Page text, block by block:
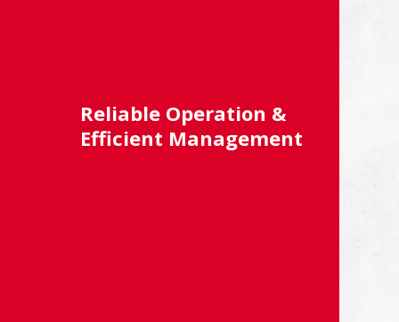
Reliable Operation &
Efficient Management